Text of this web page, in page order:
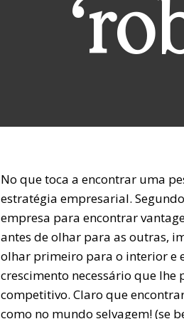
No que toca a encontrar uma
estratégia empresarial. Segundo
empresa para encontrar
antes de olhar para as outras,
olhar primeiro para o interior e
crescimento necessário que
competitivo. Claro que
como no mundo selvagem! (se